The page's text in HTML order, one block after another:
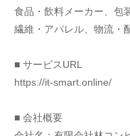
食品・飲料メーカー、包
繊維・アパレル、物流・
■ サービスURL
https://it-smart.online/
■ 会社概要